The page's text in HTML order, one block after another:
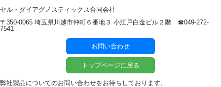
セル・ダイアグノスティックス合同会社
〒350-0065 埼玉県川越市仲町６番地３ 小江戸白金ビル２階 ☎︎049-272-
7541
お問い合わせ
トップページに戻る
弊社製品についてのお問い合わせをお待ちしております。